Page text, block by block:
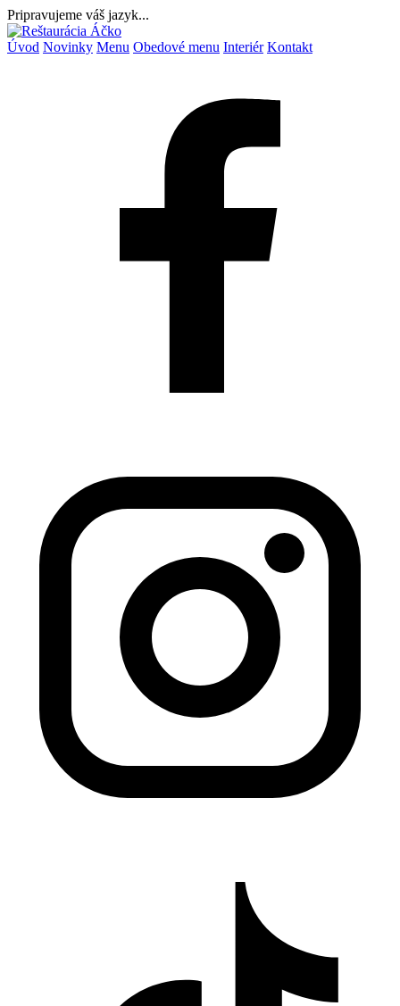
Pripravujeme váš jazyk...
Úvod Novinky Menu Obedové menu Interiér Kontakt